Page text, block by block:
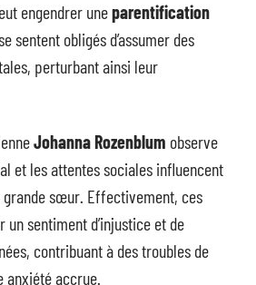
engendrer uneparentification
sentent obligés d’assumer des
perturbant ainsi leur
Johanna Rozenblum observe
et les attentes sociales influencent
grande sœur. Effectivement, ces
sentiment d’injustice et de
contribuant à des troubles de
anxiété accrue.